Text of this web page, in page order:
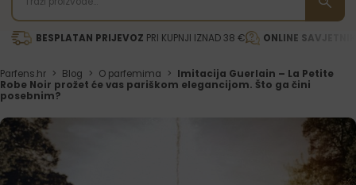
BESPLATAN PRIJEVOZ PRI KUPNJI IZNAD 38 € ONLINE
Parfens.hr > Blog > O parfemima > Imitacija Guerlain – La Petite
Robe Noir prožet će vas pariškom elegancijom. Što ga čini
posebnim?